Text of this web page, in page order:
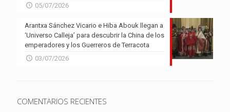
05/07/2026
Arantxa Sánchez Vicario e Hiba Abouk llegan a
‘Universo Calleja’ para descubrir la China de los
emperadores y los Guerreros de Terracota
03/07/2026
COMENTARIOS RECIENTES